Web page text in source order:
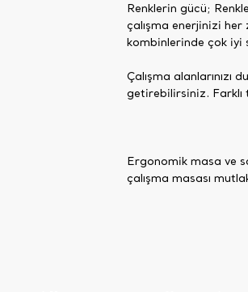
Renklerin gücü;
çalışma enerjinizi
kombinlerinde çok iyi
Çalışma
getirebilirsiniz. Farklı
Ergonomik masa ve
çalışma masası